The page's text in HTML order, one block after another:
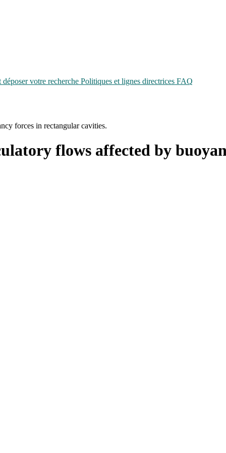
votre recherche Politiques et lignes directrices FAQ
forces in rectangular cavities.
flows affected by